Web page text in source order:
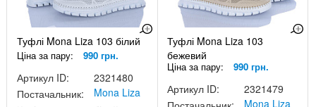
Туфлі Mona Liza 103 білий
Ціна за пару: 990 грн.
Артикул ID:
2321480
Постачальник:
Mona Liza
Туфлі Mona Liza 103
бежевий
Ціна за пару: 990 грн.
Артикул ID:
2321479
Mona Liza